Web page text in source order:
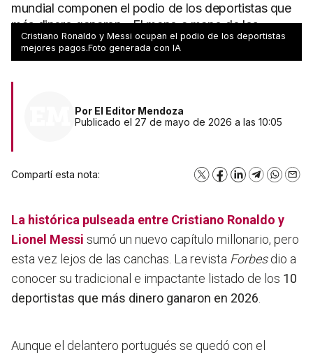
mundial componen el podio de los deportistas que
más dinero ganaron - El mano a mano de los
millones, al detalle
Cristiano Ronaldo y Messi ocupan el podio de los deportistas
mejores pagos.Foto generada con IA
Por El Editor Mendoza
Publicado el 27 de mayo de 2026 a las 10:05
Compartí esta nota: X Facebook
LinkedInTelegram
La histórica pulseada entre Cristiano Ronaldo y
Lionel Messi sumó un nuevo capítulo millonario, pero
esta vez lejos de las canchas. La revista Forbesdio a
conocer su tradicional e impactante listado de los 10
deportistas que más dinero ganaron en 2026
Aunque el delantero portugués se quedó con el